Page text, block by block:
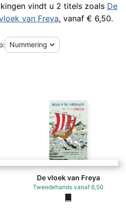
vindt u 2 titels zoals De
van Freya, vanaf € 6,50.
De vloek van Freya
Tweedehands vanaf 6,50